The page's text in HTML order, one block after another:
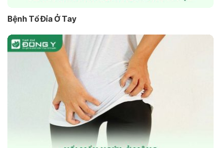
Bệnh Tổ Đỉa Ở Tay